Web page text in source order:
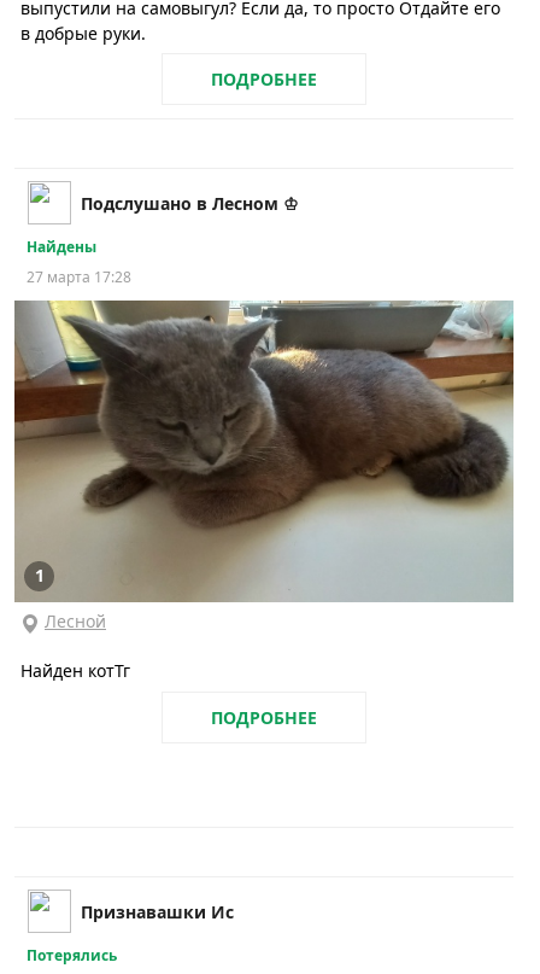
выпустили на самовыгул? Если да, то просто Отдайте его
в добрые руки.
ПОДРОБНЕЕ
Подслушано в Лесном ♔
Найдены
27 марта 17:28
1
Лесной
Найден котТг
ПОДРОБНЕЕ
Признавашки Ис
Потерялись